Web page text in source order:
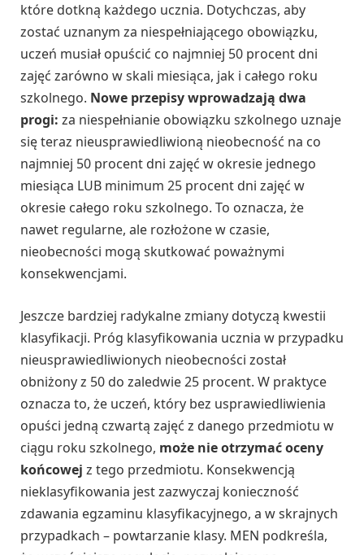
które dotkną każdego ucznia. Dotychczas, aby
zostać uznanym za niespełniającego obowiązku,
uczeń musiał opuścić co najmniej 50 procent dni
zajęć zarówno w skali miesiąca, jak i całego roku
szkolnego. Nowe przepisy wprowadzają dwa
progi: za niespełnianie obowiązku szkolnego uznaje
się teraz nieusprawiedliwioną nieobecność na co
najmniej 50 procent dni zajęć w okresie jednego
miesiąca LUB minimum 25 procent dni zajęć w
okresie całego roku szkolnego. To oznacza, że
nawet regularne, ale rozłożone w czasie,
nieobecności mogą skutkować poważnymi
konsekwencjami.
Jeszcze bardziej radykalne zmiany dotyczą kwestii
klasyfikacji. Próg klasyfikowania ucznia w przypadku
nieusprawiedliwionych nieobecności został
obniżony z 50 do zaledwie 25 procent. W praktyce
oznacza to, że uczeń, który bez usprawiedliwienia
opuści jedną czwartą zajęć z danego przedmiotu w
ciągu roku szkolnego, może nie otrzymać oceny
końcowej z tego przedmiotu. Konsekwencją
nieklasyfikowania jest zazwyczaj konieczność
zdawania egzaminu klasyfikacyjnego, a w skrajnych
przypadkach – powtarzanie klasy. MEN podkreśla,